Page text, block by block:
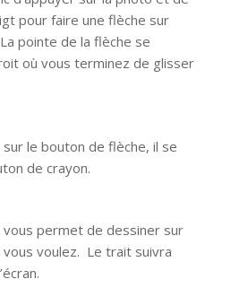
pour faire une flèche sur
pointe de la flèche se
où vous terminez de glisser
le bouton de flèche, il se
de crayon.
vous permet de dessiner sur
voulez. Le trait suivra